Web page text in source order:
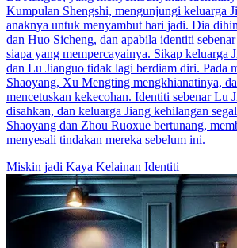
Kumpulan Shengshi, mengunjungi keluarga
anaknya untuk menyambut hari jadi. Dia
dan Huo Sicheng, dan apabila identiti
siapa yang mempercayainya. Sikap keluarga
dan Lu Jianguo tidak lagi berdiam diri. Pada
Shaoyang, Xu Mengting mengkhianatinya,
mencetuskan kekecohan. Identiti sebenar Lu
disahkan, dan keluarga Jiang kehilangan
Shaoyang dan Zhou Ruoxue bertunang,
menyesali tindakan mereka sebelum ini.
Miskin jadi Kaya Kelainan Identiti